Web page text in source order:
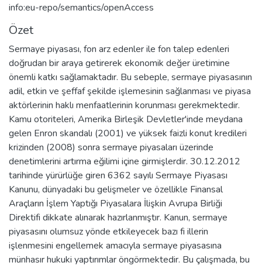
info:eu-repo/semantics/openAccess
Özet
Sermaye piyasası, fon arz edenler ile fon talep edenleri
doğrudan bir araya getirerek ekonomik değer üretimine
önemli katkı sağlamaktadır. Bu sebeple, sermaye piyasasının
adil, etkin ve şeffaf şekilde işlemesinin sağlanması ve piyasa
aktörlerinin haklı menfaatlerinin korunması gerekmektedir.
Kamu otoriteleri, Amerika Birleşik Devletler'inde meydana
gelen Enron skandalı (2001) ve yüksek faizli konut kredileri
krizinden (2008) sonra sermaye piyasaları üzerinde
denetimlerini artırma eğilimi içine girmişlerdir. 30.12.2012
tarihinde yürürlüğe giren 6362 sayılı Sermaye Piyasası
Kanunu, dünyadaki bu gelişmeler ve özellikle Finansal
Araçların İşlem Yaptığı Piyasalara İlişkin Avrupa Birliği
Direktifi dikkate alınarak hazırlanmıştır. Kanun, sermaye
piyasasını olumsuz yönde etkileyecek bazı fi illerin
işlenmesini engellemek amacıyla sermaye piyasasına
münhasır hukuki yaptırımlar öngörmektedir. Bu çalışmada, bu